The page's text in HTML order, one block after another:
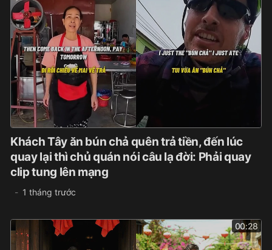
Khách Tây ăn bún chả quên trả tiền, đến lúc
quay lại thì chủ quán nói câu lạ đời: Phải quay
clip tung lên mạng
1 tháng trước
00:28